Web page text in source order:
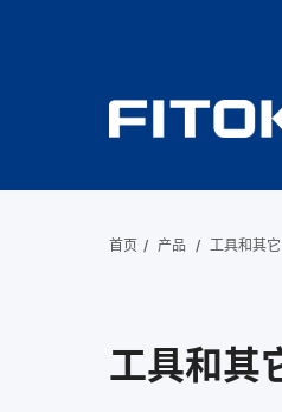
首页 / 产品 / 工具和其它
工具和其